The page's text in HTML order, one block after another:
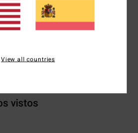
99%Algodón 1%Elastaño
vistos
View all countries